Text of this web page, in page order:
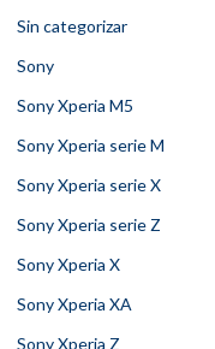
Sin categorizar
Sony
Sony Xperia M5
Sony Xperia serie M
Sony Xperia serie X
Sony Xperia serie Z
Sony Xperia X
Sony Xperia XA
Sony Xperia Z